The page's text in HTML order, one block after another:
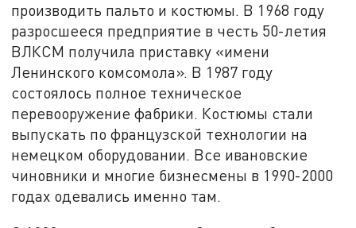
производить пальто и костюмы. В 1968 году
разросшееся предприятие в честь 50-летия
ВЛКСМ получила приставку «имени
Ленинского комсомола». В 1987 году
состоялось полное техническое
перевооружение фабрики. Костюмы стали
выпускать по французской технологии на
немецком оборудовании. Все ивановские
чиновники и многие бизнесмены в 1990-2000
годах одевались именно там.